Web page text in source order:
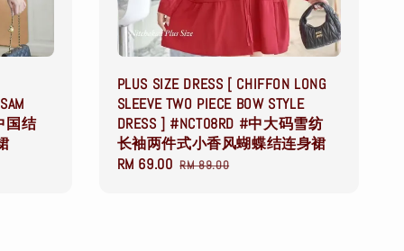
国结
PLUS SIZE DRESS [ CHIFFON LONG
SLEEVE TWO PIECE BOW STYLE
DRESS ] #NCT08RD #中大码雪纺
长袖两件式小香风蝴蝶结连身裙
Sale
RM 69.00 Regular
RM 89.00